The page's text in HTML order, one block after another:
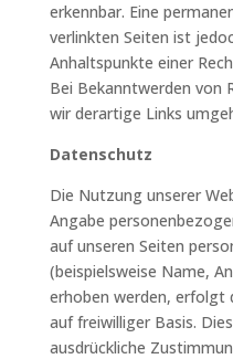
erkennbar. Eine
verlinkten Seiten ist
Anhaltspunkte einer
Bei Bekanntwerden von
wir derartige Links
Datenschutz
Die Nutzung unserer
Angabe
auf unseren Seiten
(beispielsweise Name,
erhoben werden, erfolgt
auf freiwilliger Basis.
ausdrückliche